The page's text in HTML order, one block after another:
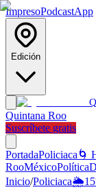
ImpresoPodcastApp
Edición
Quintana Roo
Suscríbete gratis
PortadaPoliciaca 🌀
RooMéxicoPolítica
Inicio/Policiaca🌦️15